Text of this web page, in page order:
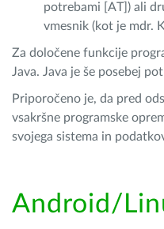
potrebami [AT]) ali
vmesnik (kot je mdr.
Za določene funkcije
Java. Java je še posebej
Priporočeno je, da pred
vsakršne programske
svojega sistema in
Android/